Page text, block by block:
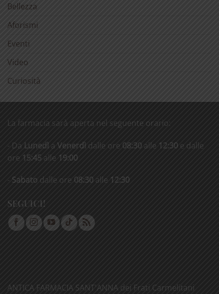
Bellezza
Aforismi
Eventi
Video
Curiosità
La farmacia sarà aperta nel seguente orario:
- Da Lunedì a Venerdì dalle ore 08:30 alle 12:30 e dalle
ore 15:45 alle 19:00
- Sabato dalle ore 08:30 alle 12:30
SEGUICI!
ANTICA FARMACIA SANT'ANNA dei Frati Carmelitani